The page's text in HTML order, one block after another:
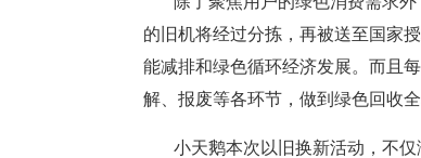
的旧机将经过分拣，再被送至国家
能减排和绿色循环经济发展。而且
解、报废等各环节，做到绿色回收全
小天鹅本次以旧换新活动，不